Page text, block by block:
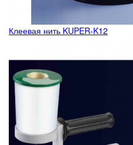
Клеевая нить KUPER-K12